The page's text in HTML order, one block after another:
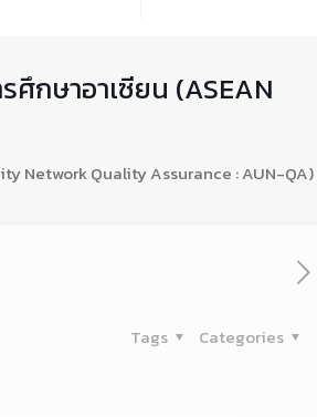
กษาอาเซียน (ASEAN
Network Quality Assurance : AUN-QA)
Categories
Tags